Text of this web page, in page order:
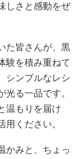
しさと感動をぜ
た皆さんが、黒
験を積み重ねて
シンプルなレシ
る一品です。
温もりを届け
ください。
かみと、ちょっ